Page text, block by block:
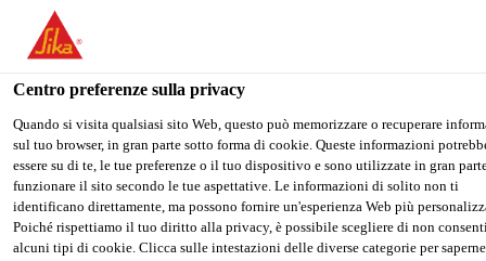
Stai visitando il sito web della "Sika Schweiz AG", sembra che si
accedendo da "Stati Uniti". Esiste un sito web separato per il vostro
PASSARE A
SIKA USA
RIMANERE SIKA
SCHWEIZ AG
IL
Sika Schweiz AG
Centro preferenze sulla privacy
Quando si visita qualsiasi sito Web, questo può memorizzare o recuperare
sul tuo browser, in gran parte sotto forma di cookie. Queste informazioni
essere su di te, le tue preferenze o il tuo dispositivo e sono utilizzate in gran
funzionare il sito secondo le tue aspettative. Le informazioni di solito non ti
identificano direttamente, ma possono fornire un'esperienza Web più
Poiché rispettiamo il tuo diritto alla privacy, è possibile scegliere di non
alcuni tipi di cookie. Clicca sulle intestazioni delle diverse categorie per